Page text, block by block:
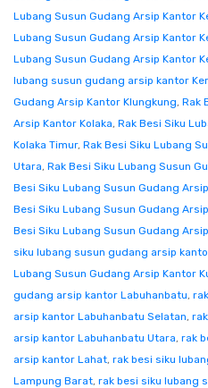
Lubang Susun Gudang Arsip Kantor
Lubang Susun Gudang Arsip Kantor
Lubang Susun Gudang Arsip Kantor
lubang susun gudang arsip kantor
Gudang Arsip Kantor Klungkung, Rak
Arsip Kantor Kolaka, Rak Besi Siku
Kolaka Timur, Rak Besi Siku Lubang
Utara, Rak Besi Siku Lubang Susun
Besi Siku Lubang Susun Gudang
Besi Siku Lubang Susun Gudang
Besi Siku Lubang Susun Gudang
siku lubang susun gudang arsip
Lubang Susun Gudang Arsip Kantor
gudang arsip kantor Labuhanbatu,
arsip kantor Labuhanbatu Selatan,
arsip kantor Labuhanbatu Utara, rak
arsip kantor Lahat, rak besi siku
Lampung Barat, rak besi siku lubang